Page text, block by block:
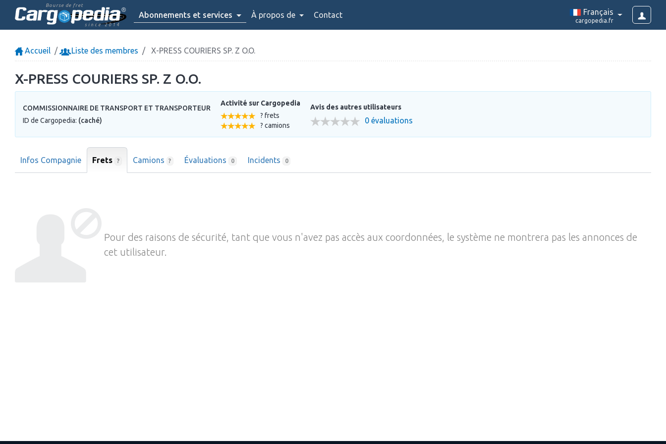
Bourse de fret
since 2014
Abonnements et services À propos de Contact Français
cargopedia.fr
Accueil Liste des membres X-PRESS COURIERS SP. Z O.O.
X-PRESS COURIERS SP. Z O.O.
COMMISSIONNAIRE DE TRANSPORT ET TRANSPORTEUR
ID de Cargopedia: (caché)
Activité sur Cargopedia
? frets
? camions
Avis des autres utilisateurs
0 évaluations
Infos Compagnie Frets ? Camions ? Évaluations 0 Incidents 0
Pour des raisons de sécurité, tant que vous n'avez pas accès aux coordonnées, le système ne montrera pas les annonces de
cet utilisateur.